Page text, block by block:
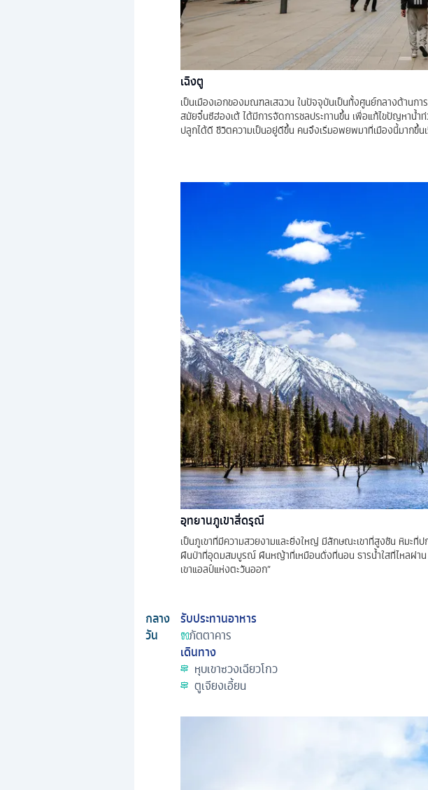
เฉิงตู
เป็นเมืองเอกของมณฑลเสฉวน ในปัจจุบันเป็นทั้งศูนย์กลางด้านก
สมัยจิ๋นซีฮ่องเต้ ได้มีการจัดการชลประทานขึ้น เพื่อแก้ไขปัญหาน้ำท่
ปลูกได้ดี ชีวิตความเป็นอยู่ดีขึ้น คนจึงเริ่มอพยพมาที่เมืองนี้มากขึ้น
อุทยานภูเขาสี่ดรุณี
เป็นภูเขาที่มีความสวยงามและยิ่งใหญ่ มีลักษณะเขาที่สูงชัน หิมะ
ผืนป่าที่อุดมสมบูรณ์ ผืนหญ้าที่เหมือนดั่งที่นอน ธารน้ำใสที่ไหลผ่าน
เขาแอลป์แห่งตะวันออก”
กลาง
วัน
รับประทานอาหาร
ภัตตาคาร
เดินทาง
หุบเขาซวงเฉียวโกว
ตูเจียงเอี้ยน